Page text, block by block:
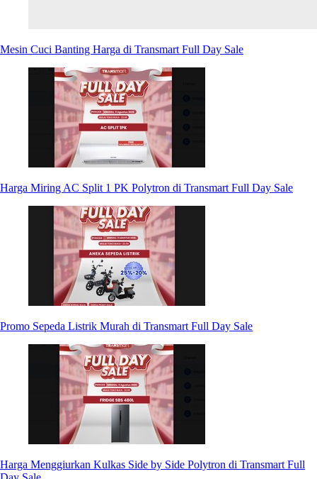
Mesin Cuci Banting Harga di Transmart Full Day Sale
Harga Miring AC Split 1 PK Polytron di Transmart Full Day Sale
Promo Sepeda Listrik Murah di Transmart Full Day Sale
Harga Menggiurkan Kulkas Side by Side Polytron di Transmart Full